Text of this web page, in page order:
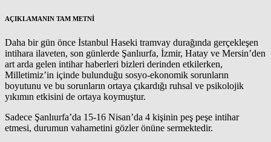
AÇIKLAMANIN TAM METNİ
Daha bir gün önce İstanbul Haseki tramvay durağında gerçekleşen
intihara ilaveten, son günlerde Şanlıurfa, İzmir, Hatay ve Mersin’den
art arda gelen intihar haberleri bizleri derinden etkilerken,
Milletimiz’in içinde bulunduğu sosyo-ekonomik sorunların
boyutunu ve bu sorunların ortaya çıkardığı ruhsal ve psikolojik
yıkımın etkisini de ortaya koymuştur.
Sadece Şanlıurfa’da 15-16 Nisan’da 4 kişinin peş peşe intihar
etmesi, durumun vahametini gözler önüne sermektedir.